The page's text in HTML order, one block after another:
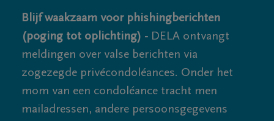
Blijf waakzaam voor phishingberichten
(poging tot oplichting) - DELA ontvangt
meldingen over valse berichten via
zogezegde privécondoléances. Onder het
mom van een condoléance tracht men
mailadressen, andere persoonsgegevens